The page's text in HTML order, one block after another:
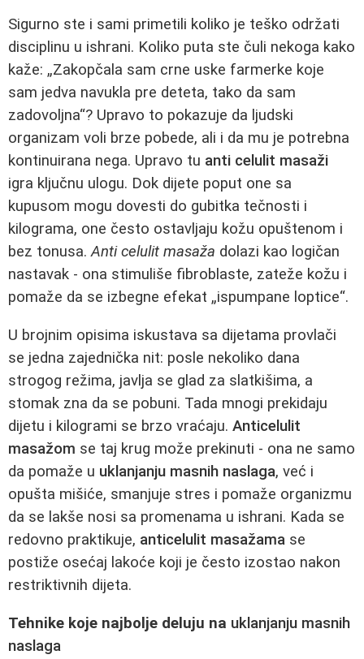
Sigurno ste i sami primetili koliko je teško održati
disciplinu u ishrani. Koliko puta ste čuli nekoga kako
kaže: „Zakopčala sam crne uske farmerke koje
sam jedva navukla pre deteta, tako da sam
zadovoljna“? Upravo to pokazuje da ljudski
organizam voli brze pobede, ali i da mu je potrebna
kontinuirana nega. Upravo tu anti celulit masaži
igra ključnu ulogu. Dok dijete poput one sa
kupusom mogu dovesti do gubitka tečnosti i
kilograma, one često ostavljaju kožu opuštenom i
bez tonusa.Anti celulit masaža dolazi kao logičan
nastavak - ona stimuliše fibroblaste, zateže kožu i
pomaže da se izbegne efekat „ispumpane loptice“.
U brojnim opisima iskustava sa dijetama provlači
se jedna zajednička nit: posle nekoliko dana
strogog režima, javlja se glad za slatkišima, a
stomak zna da se pobuni. Tada mnogi prekidaju
dijetu i kilogrami se brzo vraćaju. Anticelulit
masažom se taj krug može prekinuti - ona ne samo
da pomaže u uklanjanju masnih naslaga, već i
opušta mišiće, smanjuje stres i pomaže organizmu
da se lakše nosi sa promenama u ishrani. Kada se
redovno praktikuje, anticelulit masažama se
postiže osećaj lakoće koji je često izostao nakon
restriktivnih dijeta.
Tehnike koje najbolje deluju na uklanjanju masnih
naslaga